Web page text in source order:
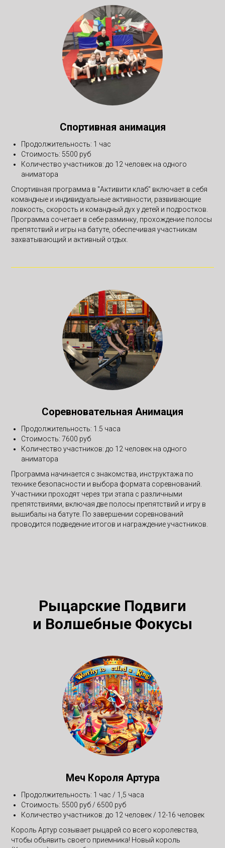
Спортивная анимация
Продолжительность: 1 час
Стоимость: 5500 руб
Количество участников: до 12 человек на одного
аниматора
Спортивная программа в "Активити клаб" включает в себя
командные и индивидуальные активности, развивающие
ловкость, скорость и командный дух у детей и подростков.
Программа сочетает в себе разминку, прохождение полосы
препятствий и игры на батуте, обеспечивая участникам
захватывающий и активный отдых.
Соревновательная Анимация
Продолжительность: 1.5 часа
Стоимость: 7600 руб
Количество участников: до 12 человек на одного
аниматора
Программа начинается с знакомства, инструктажа по
технике безопасности и выбора формата соревнований.
Участники проходят через три этапа с различными
препятствиями, включая две полосы препятствий и игру в
вышибалы на батуте. По завершении соревнований
проводится подведение итогов и награждение участников.
Рыцарские Подвиги
и Волшебные Фокусы
Меч Короля Артура
Продолжительность: 1 час / 1,5 часа
Стоимость: 5500 руб / 6500 руб
Количество участников: до 12 человек / 12-16 человек
Король Артур созывает рыцарей со всего королевства,
чтобы объявить своего приемника! Новый король